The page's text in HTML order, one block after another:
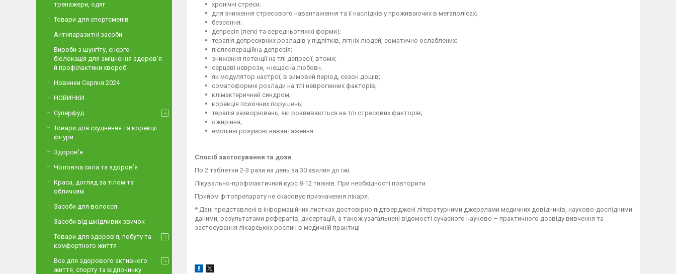
хронічні стреси;
для зниження стресового навантаження та її наслідків у проживаючих в мегаполісах;
безсоння;
депресія (легкі та середньотяжкі форми);
терапія депресивних розладів у підлітків, літніх людей, соматично ослаблених;
післяопераційна депресія;
зниження потенції на тлі депресії, втоми;
серцеві неврози, «нещасна любов».
як модулятор настрої, в зимовий період, сезон дощів;
соматоформні розлади на тлі неврогенних факторів;
клімактеричний синдром;
корекція психічних порушень;
терапія захворювань, які розвиваються на тлі стресових факторів;
ожиріння;
емоційні розумові навантаження.
Спосіб застосування та дози
По 2 таблетки 2-3 рази на день за 30 хвилин до їжі.
Лікувально-профілактичний курс 8-12 тижнів. При необхідності повторити.
Прийом фітопрепарату не скасовує призначення лікаря.
* Дані представлені в інформаційних листках достовірно підтверджені літературними джерелами медичних довідників, науково-дослідними
даними, результатами рефератів, дисертацій, а також узагальнені відомості сучасного науково – практичного досвіду вивчення та
застосування лікарських рослин в медичній практиці
тренажери, одяг
Товари для спортсменів
Антипаразитні засоби
Вироби з шунгіту, енерго-
біолокація для зміцнення здоров'я
й профілактики хвороб
Новинки Серпня 2024
НОВИНКИ
Суперфуд
Товари для схуднення та корекції
фігури
Здоров'я
Чоловіча сила та здоров’я
Краса, догляд за тілом та
обличчям
Засоби для волосся
Засоби від шкідливих звичок
Товари для здоров'я, побуту та
комфортного життя
Все для здорового активного
життя, спорту та відпочинку